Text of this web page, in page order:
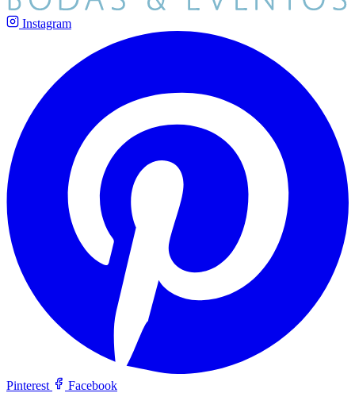
Instagram
Pinterest Facebook